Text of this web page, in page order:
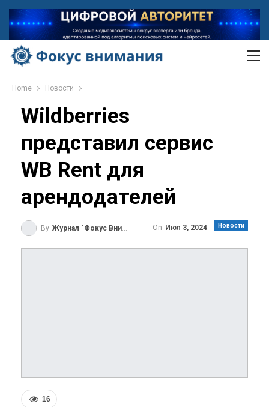
Home Новости
Wildberries
представил сервис
WB Rent для
арендодателей
Новости
By Журнал "Фокус Внимания" On Июл 3, 2024
16